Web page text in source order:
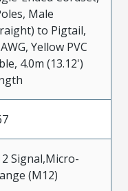
Male
to Pigtail,
Yellow PVC
4.0m (13.12')
Signal,Micro-
(M12)